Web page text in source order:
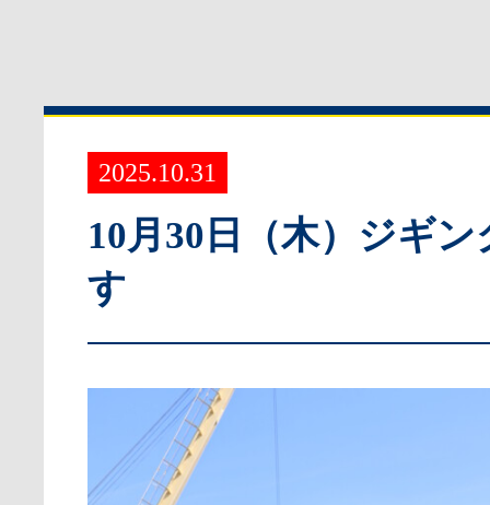
2025.10.31
10月30日（木）ジギ
す